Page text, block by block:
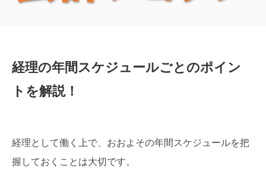
経理の年間スケジュールごとのポイン
トを解説！
経理として働く上で、おおよその年間スケジュールを把
握しておくことは大切です。